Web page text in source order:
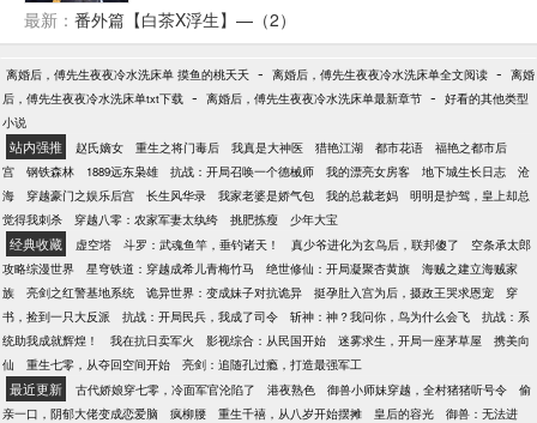
喜欢的男人利用，抛弃，伤心欲绝，年纪轻轻便结束
了自己的生命。谢红尘……男人有什么用，男人只会
人，啪啪打脸，话说这个仙也不是非修不可……颜控
谢红尘激动的泪水从嘴角滑下来:叔叔，算命吗？不准
陆九朝:嗯。谢红尘掐指一算:你五行缺我，有了我，长
命百岁只是打底，长生不老我也可以……后来，陆九
朝眼神阴郁，偏执的看着谈笑间断生死，抬手间逆阴
阳的谢红尘，真的好想把他藏起来……红尘，你招惹
了我，死生都是我的……世人都道，陆九爷身在红
尘，心在佛门，却不知，他为一人，而入红尘。九爷
信佛，男女皆是忌讳，唯“谢红尘”除外……
最新： 番外篇【白茶X浮生】—（2）
离婚后，傅先生夜夜冷水洗床单 摸鱼的桃夭夭 - 离婚后，傅先生夜夜冷水洗床单全文阅读 - 离婚
后，傅先生夜夜冷水洗床单txt下载 - 离婚后，傅先生夜夜冷水洗床单最新章节 - 好看的其他类型
小说
站内强推 赵氏嫡女 重生之将门毒后 我真是大神医 猎艳江湖 都市花语
福艳之都市后
宫
钢铁森林 1889远东枭雄 抗战：开局召唤一个德械师 我的漂亮女房客 地下城生长日志
沧
海
穿越豪门之娱乐后宫 长生风华录 我家老婆是娇气包 我的总裁老妈
明明是护驾，皇上却总
觉得我刺杀
穿越八零：农家军妻太纨绔 挑肥拣瘦 少年大宝
经典收藏 虚空塔 斗罗：武魂鱼竿，垂钓诸天！ 真少爷进化为玄鸟后，联邦傻了
空条承太郎
攻略综漫世界
星穹铁道：穿越成希儿青梅竹马 绝世修仙：开局凝聚杏黄旗
海贼之建立海贼家
族
亮剑之红警基地系统 诡异世界：变成妹子对抗诡异 挺孕肚入宫为后，摄政王哭求恩宠
穿
书，捡到一只大反派
抗战：开局民兵，我成了司令 斩神：神？我问你，鸟为什么会飞
抗战：系
统助我成就辉煌！
我在抗日卖军火 影视综合：从民国开始 迷雾求生，开局一座茅草屋
携美向
仙
重生七零，从夺回空间开始 亮剑：追随孔过瘾，打造最强军工
最近更新 古代娇娘穿七零，冷面军官沦陷了 港夜熟色 御兽小师妹穿越，全村猪猪听号令
偷
亲一口，阴郁大佬变成恋爱脑
疯柳腰 重生千禧，从八岁开始摆摊 皇后的容光
御兽：无法进